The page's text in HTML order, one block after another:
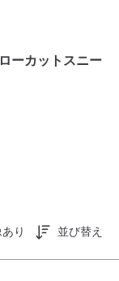
カットスニー
り 並び替え